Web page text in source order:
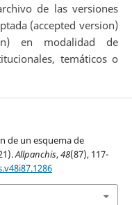
de las versiones
(accepted version)
en modalidad de
temáticos o
de un esquema de
Allpanchis,48(87), 117-